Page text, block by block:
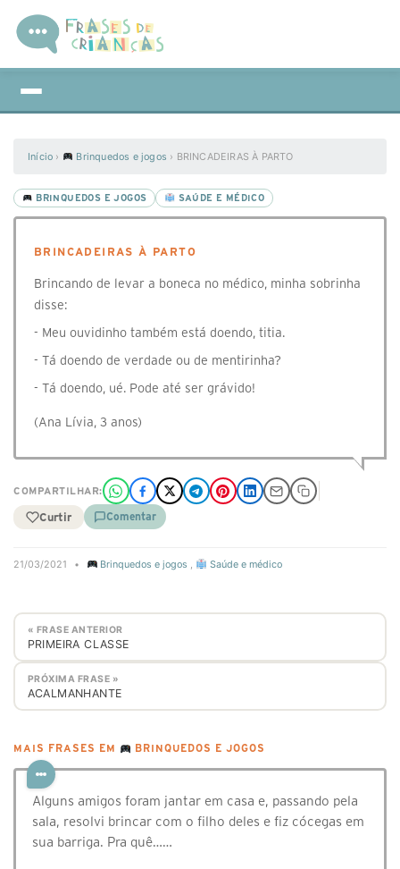
Início › Brinquedos e jogos › BRINCADEIRAS À PARTO
BRINQUEDOS E JOGOS SAÚDE E MÉDICO
BRINCADEIRAS À PARTO
Brincando de levar a boneca no médico, minha sobrinha
disse:
- Meu ouvidinho também está doendo, titia.
- Tá doendo de verdade ou de mentirinha?
- Tá doendo, ué. Pode até ser grávido!
(Ana Lívia, 3 anos)
COMPARTILHAR:
Curtir Comentar
21/03/2021 • Brinquedos e jogos , Saúde e médico
« FRASE ANTERIOR
PRIMEIRA CLASSE
PRÓXIMA FRASE »
ACALMANHANTE
MAIS FRASES EM BRINQUEDOS E JOGOS
Alguns amigos foram jantar em casa e, passando pela
sala, resolvi brincar com o filho deles e fiz cócegas em
sua barriga. Pra quê……